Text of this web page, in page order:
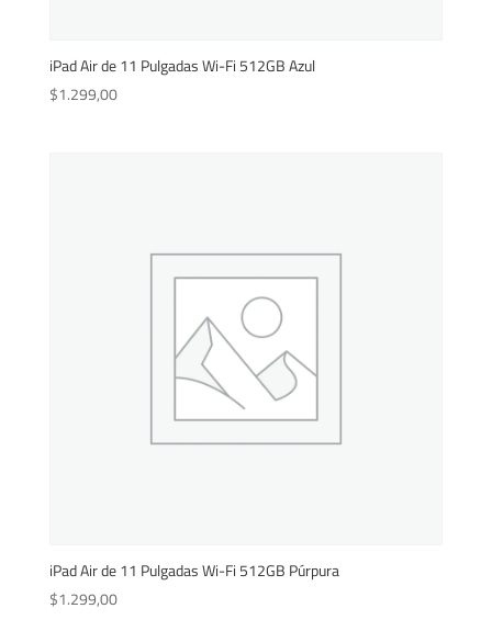
iPad Air de 11 Pulgadas Wi-Fi 512GB Azul
$1.299,00
iPad Air de 11 Pulgadas Wi-Fi 512GB Púrpura
$1.299,00